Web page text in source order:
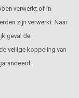
verwerkt of in
zijn verwerkt. Naar
geval de
veilige koppeling van